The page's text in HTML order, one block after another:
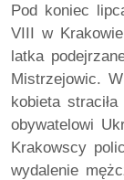
Pod koniec
VIII w
latka
Mistrzejowic.
kobieta
obywatelowi
Krakowscy
wydalenie